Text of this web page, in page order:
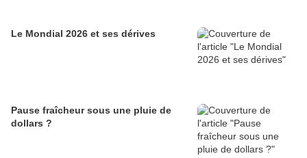
Le Mondial 2026 et ses dérives
Pause fraîcheur sous une pluie de
dollars ?